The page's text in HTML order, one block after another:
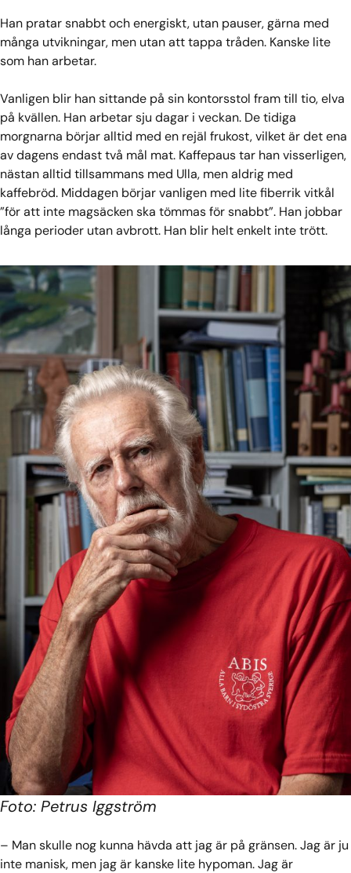
Han pratar snabbt och energiskt, utan pauser, gärna med
många utvikningar, men utan att tappa tråden. Kanske lite
som han arbetar.
Vanligen blir han sittande på sin kontorsstol fram till tio, elva
på kvällen. Han arbetar sju dagar i veckan. De tidiga
morgnarna börjar alltid med en rejäl frukost, vilket är det ena
av dagens endast två mål mat. Kaffepaus tar han visserligen,
nästan alltid tillsammans med Ulla, men aldrig med
kaffebröd. Middagen börjar vanligen med lite fiberrik vitkål
”för att inte magsäcken ska tömmas för snabbt”. Han jobbar
långa perioder utan avbrott. Han blir helt enkelt inte trött.
Foto: Petrus Iggström
– Man skulle nog kunna hävda att jag är på gränsen. Jag är ju
inte manisk, men jag är kanske lite hypoman. Jag är